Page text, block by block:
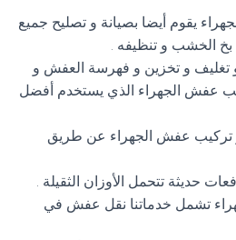
يقوم أيضا بصيانة و تصليح جميع
بخ الخشب و تنظيفه .
و تخزين و فهرسة العفش و
عفش الجهراء الذي يستخدم أفضل
تركيب عفش الجهراء عن طريق
حديثة تتحمل الأوزان الثقيلة .
تشمل خدماتنا نقل عفش في